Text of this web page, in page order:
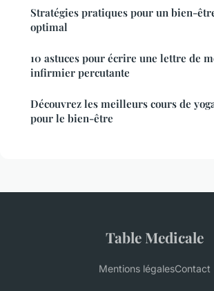
Stratégies pratiques pour un bien-
optimal
10 astuces pour écrire une lettre de
infirmier percutante
Découvrez les meilleurs cours de
pour le bien-être
Table Medicale
Mentions légalesContact